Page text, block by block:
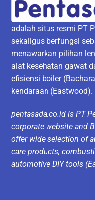
adalah situs resmi PT
sekaligus berfungsi
menawarkan pilihan
alat kesehatan gawat
efisiensi boiler
kendaraan (Eastwood).
pentasada.co.id is PT
corporate website and
offer wide selection of
care products,
automotive DIY tools